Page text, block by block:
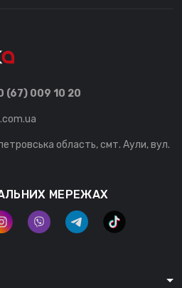
(67) 009 10 20
область, смт. Аули, вул.
МЕРЕЖАХ